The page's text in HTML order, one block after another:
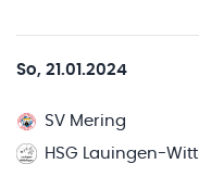
So, 21.01.2024
SV Mering
HSG Lauingen-